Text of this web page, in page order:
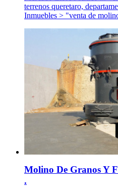
terrenos queretaro,
Inmuebles > "venta de
Molino De Granos Y
.